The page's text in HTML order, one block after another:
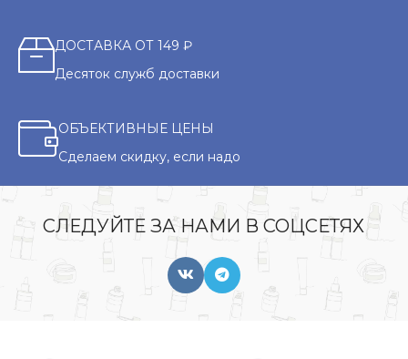
ДОСТАВКА ОТ 149 ₽
Десяток служб доставки
ОБЪЕКТИВНЫЕ ЦЕНЫ
Сделаем скидку, если надо
СЛЕДУЙТЕ ЗА НАМИ В СОЦСЕТЯХ